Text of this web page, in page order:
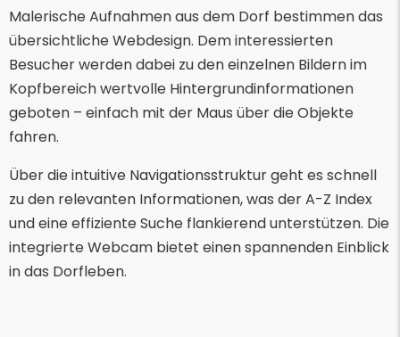
Malerische Aufnahmen aus dem Dorf bestimmen das
übersichtliche Webdesign. Dem interessierten
Besucher werden dabei zu den einzelnen Bildern im
Kopfbereich wertvolle Hintergrundinformationen
geboten – einfach mit der Maus über die Objekte
fahren.
Über die intuitive Navigationsstruktur geht es schnell
zu den relevanten Informationen, was der A-Z Index
und eine effiziente Suche flankierend unterstützen. Die
integrierte Webcam bietet einen spannenden Einblick
in das Dorfleben.